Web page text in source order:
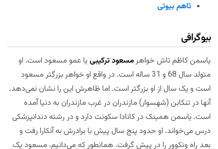
ثاهم بیوتی
بیوگرافی
یاسمن کاظم تاش خواهرمسعود ترکیبی یا عمو مسعود است. او
متولد سال 68 و 31 ساله است. در واقع او خواهر بزرگتر مسعود
است و یک سال از او بزرگتر است. اما ظاهرش این را نشان نمی‌دهد.
آنها در تنکابن (شهسوار) مازندران در غرب مازندران به دنیا آمده
است. یاسمن همینک در کانادا سکونت دارد و در رشته دندانپزشکی
درس می‌خواند. او حدود پنج سال پیش با برادرش به آنکارا رفت و
بعد راه ونکوور را در پیش گرفت. همانطور که می‌دانیم، مسعود یک